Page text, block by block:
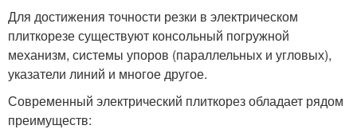
Для достижения точности резки в электрическом
плиткорезе существуют консольный погружной
механизм, системы упоров (параллельных и угловых),
указатели линий и многое другое.
Современный электрический плиткорез обладает рядом
преимуществ: